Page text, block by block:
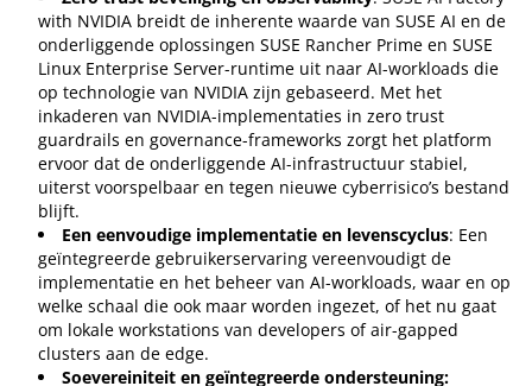
with NVIDIA breidt de inherente waarde van SUSE AI en de
onderliggende oplossingen SUSE Rancher Prime en SUSE
Linux Enterprise Server-runtime uit naar AI-workloads die
op technologie van NVIDIA zijn gebaseerd. Met het
inkaderen van NVIDIA-implementaties in zero trust
guardrails en governance-frameworks zorgt het platform
ervoor dat de onderliggende AI-infrastructuur stabiel,
uiterst voorspelbaar en tegen nieuwe cyberrisico’s bestand
blijft.
Een eenvoudige implementatie en levenscyclus: Een
geïntegreerde gebruikerservaring vereenvoudigt de
implementatie en het beheer van AI-workloads, waar en op
welke schaal die ook maar worden ingezet, of het nu gaat
om lokale workstations van developers of air-gapped
clusters aan de edge.
Soevereiniteit en geïntegreerde ondersteuning: